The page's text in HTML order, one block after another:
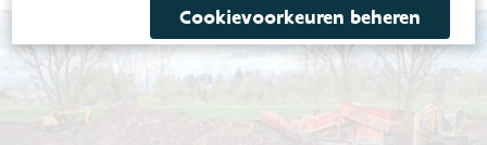
Cookievoorkeuren beheren